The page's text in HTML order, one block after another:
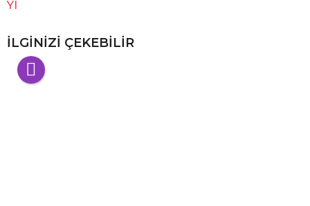
İLGINIZI ÇEKEBILIR